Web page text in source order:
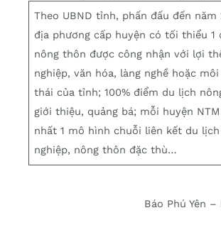
Theo UBND tỉnh, phấn đấu đến năm
địa phương cấp huyện có tối thiểu 1
nông thôn được công nhận với lợi
nghiệp, văn hóa, làng nghề hoặc
thái của tỉnh; 100% điểm du lịch
giới thiệu, quảng bá; mỗi huyện
nhất 1 mô hình chuỗi liên kết du
nghiệp, nông thôn đặc thù…
Báo Phú Yên